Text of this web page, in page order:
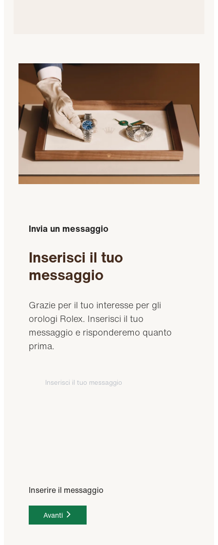
Invia un messaggio
Inserisci il tuo
messaggio
Grazie per il tuo interesse per gli
orologi Rolex. Inserisci il tuo
messaggio e risponderemo quanto
prima.
Inserire il messaggio
Avanti